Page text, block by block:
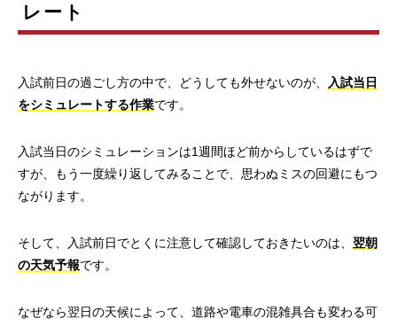
レート
入試前日の過ごし方の中で、どうしても外せないのが、 入試当日
をシミュレートする作業です。
入試当日のシミュレーションは1週間ほど前からしているはずで
すが、もう一度繰り返してみることで、思わぬミスの回避にもつ
ながります。
そして、入試前日でとくに注意して確認しておきたいのは、 翌朝
の天気予報です。
なぜなら翌日の天候によって、道路や電車の混雑具合も変わる可